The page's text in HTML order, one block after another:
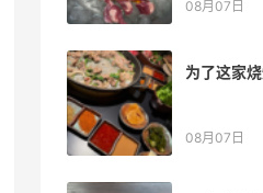
08月07日
为了这家
08月07日